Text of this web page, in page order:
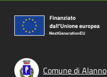
Comune di Alanno